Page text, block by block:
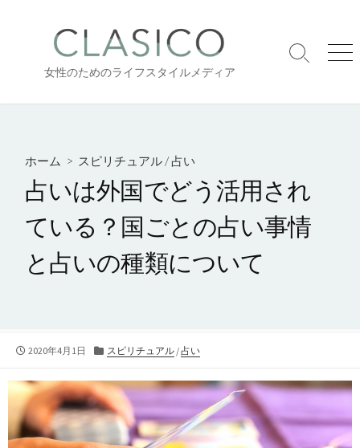
へ
女性のためのライフスタイルメディア
検
り
メ
ー
ホーム > スピリチュアル /占い
占いは外国でどう活用され
ている？国ごとの占い事情
と占いの種類について
公
日
2020年4月1日
カ
ゴ
リ
ー
スピリチュアル/占い